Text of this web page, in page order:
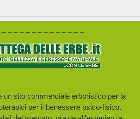
– – – – – – – – – – – – – –
un sito commerciale erboristico per la
per il benessere psico-fisico.